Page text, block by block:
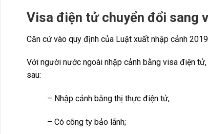
Visa điện tử chuyển đổi sang
Căn cứ vào quy định của Luật xuất nhập cảnh
Với người nước ngoài nhập cảnh bằng visa điện
sau:
– Nhập cảnh bằng thị thực điện tử;
– Có công ty bảo lãnh;